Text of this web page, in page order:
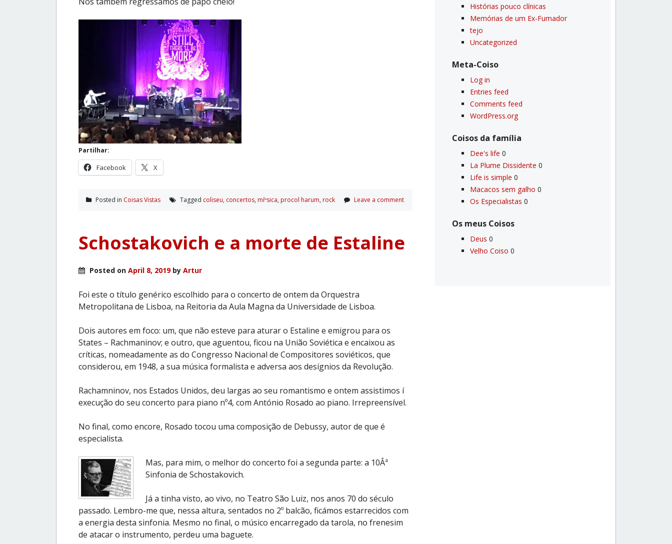
Partilhar:
Facebook X
Posted in Coisas Vistas Tagged coliseu, concertos, míºsica, procol harum, rock Leave a comment
Schostakovich e a morte de Estaline
Posted on April 8, 2019by Artur
Foi este o título genérico escolhido para o concerto de ontem da Orquestra
Metropolitana de Lisboa, na Reitoria da Aula Magna da Universidade de Lisboa.
Dois autores em foco: um, que não esteve para aturar o Estaline e emigrou para os
States – Rachmaninov; e outro, que aguentou, ficou na União Soviética e encaixou as
críticas, nomeadamente as do Congresso Nacional de Compositores soviéticos, que
considerou, em 1948, a sua música formalista e adversa aos desígnios da Revolução.
Rachamninov, nos Estados Unidos, deu largas ao seu romantismo e ontem assistimos í
execução do seu concerto para piano nº4, com António Rosado ao piano. Irrepreensível.
No final, como encore, Rosado tocou uma composição de Debussy, autor de que é
especialista.
Mas, para mim, o melhor do concerto foi a segunda parte: a 10Âª
Sinfonia de Schostakovich.
Já a tinha visto, ao vivo, no Teatro São Luiz, nos anos 70 do século
passado. Lembro-me que, nessa altura, sentados no 2º balcão, ficámos estarrecidos com
a energia desta sinfonia. Mesmo no final, o músico encarregado da tarola, no frenesim
de atacar o instrumento, perdeu uma baguete.
Histórias pouco clí­nicas
Memórias de um Ex-Fumador
tejo
Uncategorized
Meta-Coiso
Log in
Entries feed
Comments feed
WordPress.org
Coisos da famí­lia
Dee's life 0
La Plume Dissidente 0
Life is simple 0
Macacos sem galho 0
Os Especialistas 0
Os meus Coisos
Deus 0
Velho Coiso 0